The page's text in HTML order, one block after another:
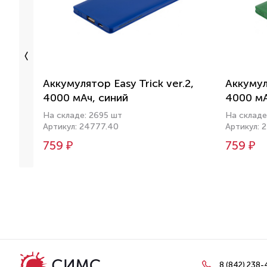
Аккумулятор Easy Trick ver.2,
4000 мАч, синий
На складе: 2695 шт
Артикул: 24777.40
759 ₽
4000
На
Артикул:
759 ₽
8 (842)